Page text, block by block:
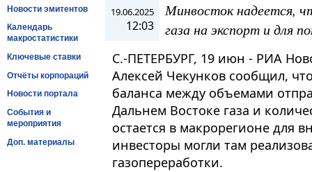
Новости эмитентов
Календарь
макростатистики
Ключевые ставки
Отчёты корпораций
Новости портала
События и
мероприятия
Доп. материалы
19.06.2025
12:03
Минвосток надеется,
газа на экспорт и для
С.-ПЕТЕРБУРГ, 19 июн - РИА
Алексей Чекунков сообщил,
баланса между объемами
Дальнем Востоке газа и
остается в макрорегионе для
инвесторы могли там
газопереработки​​​.